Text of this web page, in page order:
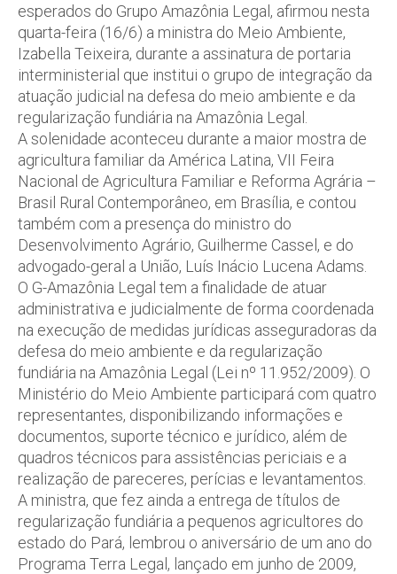
esperados do Grupo Amazônia Legal, afirmou nesta
quarta-feira (16/6) a ministra do Meio Ambiente,
Izabella Teixeira, durante a assinatura de portaria
interministerial que institui o grupo de integração da
atuação judicial na defesa do meio ambiente e da
regularização fundiária na Amazônia Legal.
A solenidade aconteceu durante a maior mostra de
agricultura familiar da América Latina, VII Feira
Nacional de Agricultura Familiar e Reforma Agrária –
Brasil Rural Contemporâneo, em Brasília, e contou
também com a presença do ministro do
Desenvolvimento Agrário, Guilherme Cassel, e do
advogado-geral a União, Luís Inácio Lucena Adams.
O G-Amazônia Legal tem a finalidade de atuar
administrativa e judicialmente de forma coordenada
na execução de medidas jurídicas asseguradoras da
defesa do meio ambiente e da regularização
fundiária na Amazônia Legal (Lei nº 11.952/2009). O
Ministério do Meio Ambiente participará com quatro
representantes, disponibilizando informações e
documentos, suporte técnico e jurídico, além de
quadros técnicos para assistências periciais e a
realização de pareceres, perícias e levantamentos.
A ministra, que fez ainda a entrega de títulos de
regularização fundiária a pequenos agricultores do
estado do Pará, lembrou o aniversário de um ano do
Programa Terra Legal, lançado em junho de 2009,